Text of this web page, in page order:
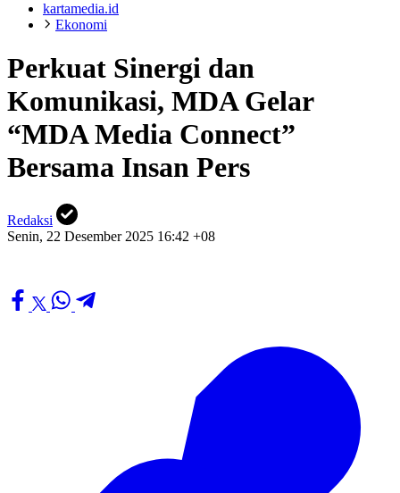
kartamedia.id
Ekonomi
Perkuat Sinergi dan
Komunikasi, MDA Gelar
“MDA Media Connect”
Bersama Insan Pers
Redaksi
Senin, 22 Desember 2025 16:42 +08